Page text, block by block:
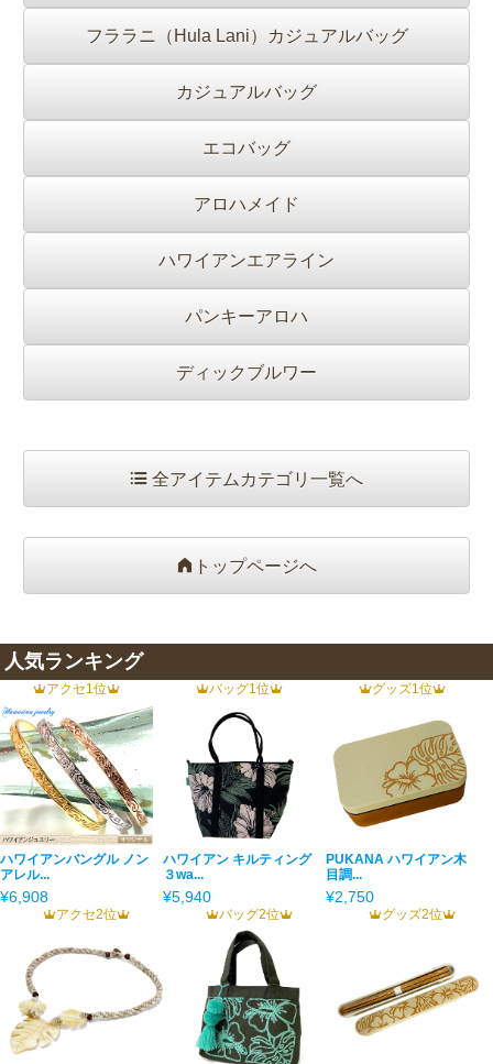
フララニ（Hula Lani）カジュアルバッグ
カジュアルバッグ
エコバッグ
アロハメイド
ハワイアンエアライン
パンキーアロハ
ディックブルワー
全アイテムカテゴリ一覧へ
トップページへ
人気ランキング
アクセ1位
ハワイアンバングル ノン
アレル...
¥6,908
バッグ1位
ハワイアン キルティング
３wa...
¥5,940
グッズ1位
PUKANA ハワイアン木
目調...
¥2,750
アクセ2位 バッグ2位 グッズ2位